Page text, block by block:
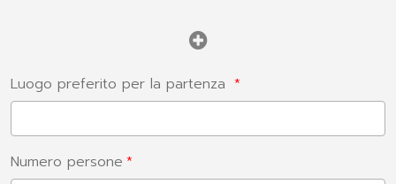
Luogo preferito per la partenza
Numero persone